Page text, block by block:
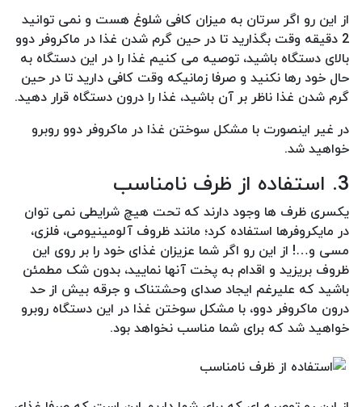
از این رو اگر سرتان به میزان کافی شلوغ هست و نمی توانید
2 دقیقه وقت بگذارید تا در حین گرم شدن غذا در ماکروفر دوو
بالای دستگاه باشید، توصیه می کنیم غذا را در این دستگاه به
حال خود رها نکنید و صرفا زمانیکه وقت کافی دارید تا در حین
گرم شدن غذا ناظر بر آن باشید، غذا را درون دستگاه قرار دهید.
در غیر اینصورت با مشکل سوختن غذا در ماکروفر دوو روبرو
خواهید شد.
3. استفاده از ظرف نامناسب
یکسری ظرف ها وجود دارند که تحت هیچ شرایطی نمی توان
در مایکروفرها استفاده کرد؛ مانند ظروف آلومینیومی، فلزی،
مسی و…! از این رو اگر شما عزیزان غذای خود را بر روی این
ظروف بریزید و اقدام به پخت آنها نمایید، بدون شک مطمئن
باشید که علیرغم ایجاد صدای وحشتناک و جرقه بیش از حد
درون ماکروفر دوو، با مشکل سوختن غذا در این دستگاه روبرو
خواهید شد که برای شما مناسب نخواهد بود.